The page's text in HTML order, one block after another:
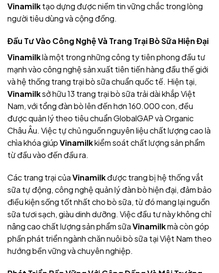
Vinamilktạo dựng được niềm tin vững chắc trong lòng
người tiêu dùng và cộng đồng.
Đầu Tư Vào Công Nghệ Và Trang Trại Bò Sữa Hiện Đại
Vinamilklà một trong những công ty tiên phong đầu tư
mạnh vào công nghệ sản xuất tiên tiến hàng đầu thế giới
và hệ thống trang trại bò sữa chuẩn quốc tế. Hiện tại,
Vinamilksở hữu 13 trang trại bò sữa trải dài khắp Việt
Nam, với tổng đàn bò lên đến hơn 160.000 con, đều
được quản lý theo tiêu chuẩn GlobalGAP và Organic
Châu Âu. Việc tự chủ nguồn nguyên liệu chất lượng cao là
chìa khóa giúpVinamilkkiểm soát chất lượng sản phẩm
từ đầu vào đến đầu ra.
Các trang trại củaVinamilkđược trang bị hệ thống vắt
sữa tự động, công nghệ quản lý đàn bò hiện đại, đảm bảo
điều kiện sống tốt nhất cho bò sữa, từ đó mang lại nguồn
sữa tươi sạch, giàu dinh dưỡng. Việc đầu tư này không chỉ
nâng cao chất lượng sản phẩm sữaVinamilkmà còn góp
phần phát triển ngành chăn nuôi bò sữa tại Việt Nam theo
hướng bền vững và chuyên nghiệp.